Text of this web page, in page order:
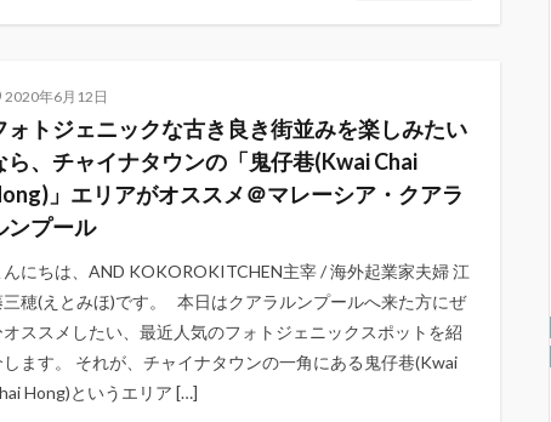
2020年6月12日
ォトジェニックな古き良き街並みを楽しみたい
ら、チャイナタウンの「鬼仔巷(Kwai Chai
」エリアがオススメ＠マレーシア・クアラ
ンプール
んにちは、AND KOKOROKITCHEN主宰 / 海外起業家夫婦 江
三穂(えとみほ)です。 本日はクアラルンプールへ来た方にぜ
オススメしたい、最近人気のフォトジェニックスポットを紹
します。 それが、チャイナタウンの一角にある鬼仔巷(Kwai
Hong)というエリア […]